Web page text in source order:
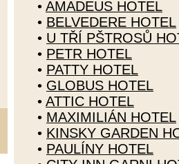
• AMADEUS HOTEL
• BELVEDERE HOTEL
• U TŘÍ PŠTROSŮ
• PETR HOTEL
• PATTY HOTEL
• GLOBUS HOTEL
• ATTIC HOTEL
• MAXIMILIÁN HOTEL
• KINSKY GARDEN
• PAULÍNY HOTEL